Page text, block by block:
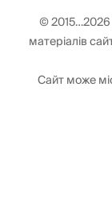
© 2015…2026
матеріалів
Сайт може